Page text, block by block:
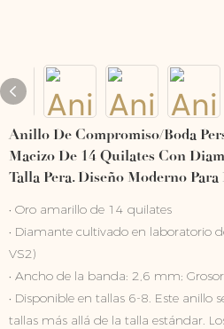
Anillo De Compromiso/boda
Macizo De 14 Quilates Con
Talla Pera. Diseño Moderno
• Oro amarillo de 14 quilates
• Diamante cultivado en laboratorio
VS2)
• Ancho de la banda: 2,6 mm;
• Disponible en tallas 6-8. Este anillo
tallas más allá de la talla estándar.